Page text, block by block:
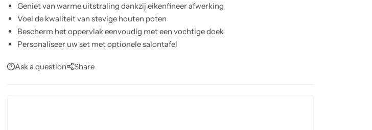
Geniet van warme uitstraling dankzij eikenfineer afwerking
Voel de kwaliteit van stevige houten poten
Bescherm het oppervlak eenvoudig met een vochtige doek
Personaliseer uw set met optionele salontafel
Ask a question
Share